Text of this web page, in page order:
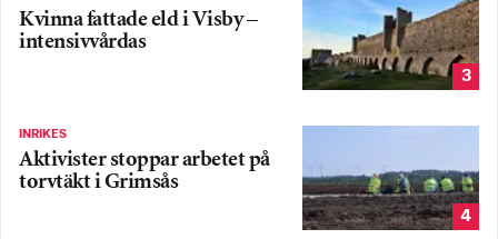
Kvinna fattade eld i Visby –
intensivvårdas
3
INRIKES
Aktivister stoppar arbetet på
torvtäkt i Grimsås
4